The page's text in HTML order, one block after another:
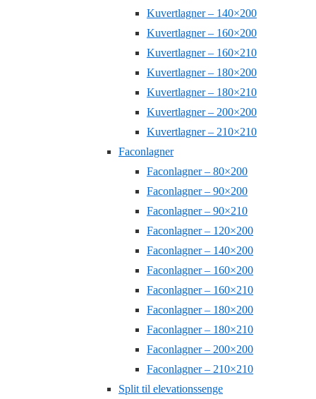
Kuvertlagner – 140×200
Kuvertlagner – 160×200
Kuvertlagner – 160×210
Kuvertlagner – 180×200
Kuvertlagner – 180×210
Kuvertlagner – 200×200
Kuvertlagner – 210×210
Faconlagner
Faconlagner – 80×200
Faconlagner – 90×200
Faconlagner – 90×210
Faconlagner – 120×200
Faconlagner – 140×200
Faconlagner – 160×200
Faconlagner – 160×210
Faconlagner – 180×200
Faconlagner – 180×210
Faconlagner – 200×200
Faconlagner – 210×210
Split til elevationssenge